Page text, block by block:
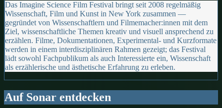
Das Imagine Science Film Festival bringt seit 2008 regelmäßig
Wissenschaft, Film und Kunst in New York zusammen —
gegründet von Wissenschaftlern und Filmemacher:innen mit dem
Ziel, wissenschaftliche Themen kreativ und visuell ansprechend zu
erzählen. Filme, Dokumentationen, Experimental- und Kurzformate
werden in einem interdisziplinären Rahmen gezeigt; das Festival
lädt sowohl Fachpublikum als auch Interessierte ein, Wissenschaft
als erzählerische und ästhetische Erfahrung zu erleben.
Auf Sonar entdecken